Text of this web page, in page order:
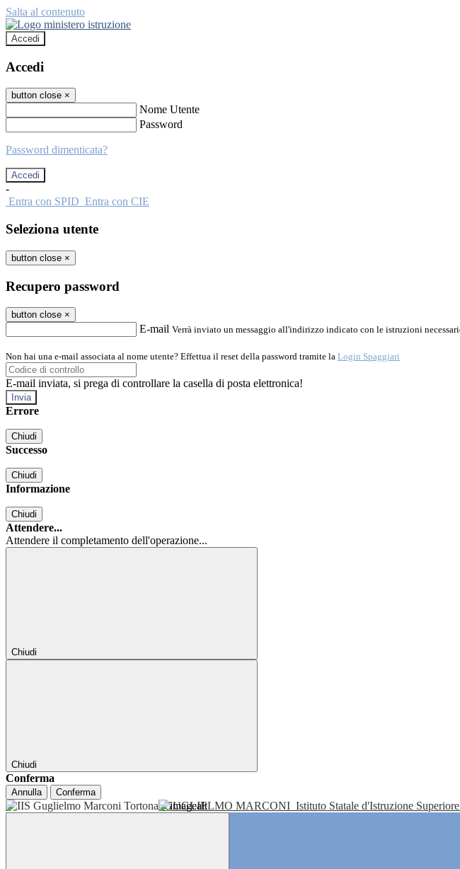
Salta al contenuto
Accedi
Accedi
button close ×
Nome Utente
Password
Password dimenticata?
-
Entra con SPID Entra con CIE
Seleziona utente
button close ×
Recupero password
button close ×
E-mail Verrà inviato un messaggio all'indirizzo indicato con le istruzioni
Non hai una e-mail associata al nome utente? Effettua il reset della password tramite la Login Spaggiari
E-mail inviata, si prega di controllare la casella di posta elettronica!
Errore
Chiudi
Successo
Chiudi
Informazione
Chiudi
Attendere...
Attendere il completamento dell'operazione...
Chiudi
Chiudi
Conferma
Annulla Conferma
GUGLIELMO MARCONI Istituto Statale d'Istruzione Superiore